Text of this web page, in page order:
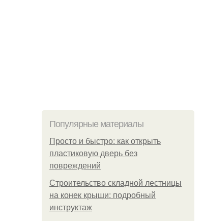
Популярные материалы
Просто и быстро: как открыть
пластиковую дверь без
повреждений
Строительство складной лестницы
на конек крыши: подробный
инструктаж